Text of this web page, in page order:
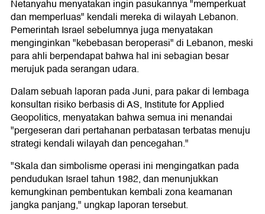
Netanyahu menyatakan ingin pasukannya "memperkuat
dan memperluas" kendali mereka di wilayah Lebanon.
Pemerintah Israel sebelumnya juga menyatakan
menginginkan "kebebasan beroperasi" di Lebanon, meski
para ahli berpendapat bahwa hal ini sebagian besar
merujuk pada serangan udara.
Dalam sebuah laporan pada Juni, para pakar di lembaga
konsultan risiko berbasis di AS, Institute for Applied
Geopolitics, menyatakan bahwa semua ini menandai
"pergeseran dari pertahanan perbatasan terbatas menuju
strategi kendali wilayah dan pencegahan."
"Skala dan simbolisme operasi ini mengingatkan pada
pendudukan Israel tahun 1982, dan menunjukkan
kemungkinan pembentukan kembali zona keamanan
jangka panjang," ungkap laporan tersebut.